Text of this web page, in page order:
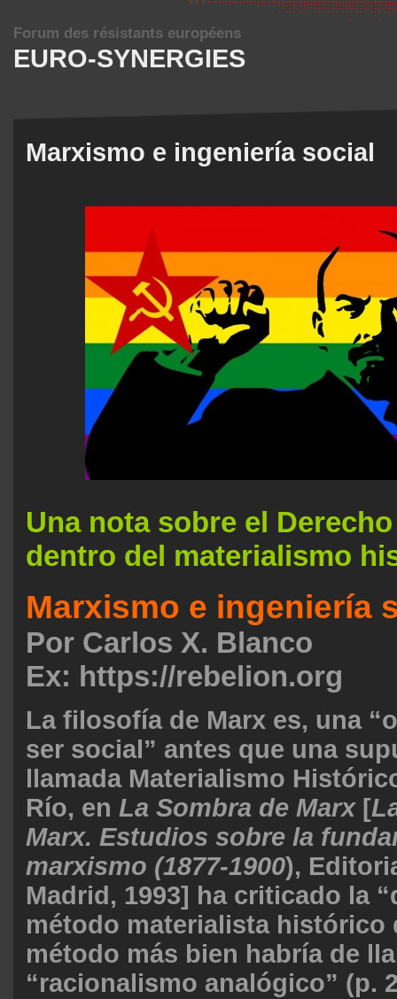
EURO-SYNERGIES
Forum des résistants européens
Marxismo e ingeniería social
Una nota sobre el
dentro del materialismo
Marxismo e ingeniería
Por Carlos X. Blanco
Ex: https://rebelion.org
La filosofía de Marx es, una
ser social” antes que una
llamada Materialismo
Río, en La Sombra de Marx[
Marx. Estudios sobre la
marxismo (1877-1900),
Madrid, 1993] ha criticado la
método materialista histórico
método más bien habría de
“racionalismo analógico” (p.